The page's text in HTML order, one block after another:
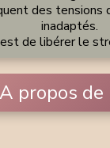
des
inadaptés.
de libérer le
A propos de